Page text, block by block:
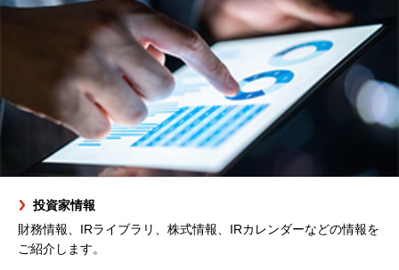
投資家情報
財務情報、IRライブラリ、株式情報、IRカレンダーなどの情報を
ご紹介します。